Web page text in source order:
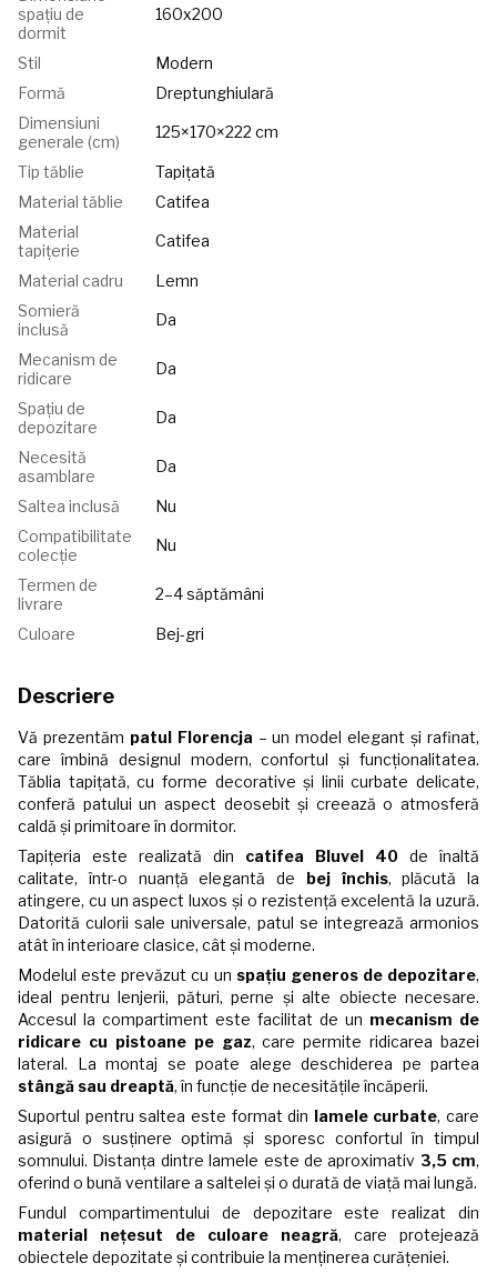
spațiu de
dormit
160x200
Stil
Modern
Formă
Dreptunghiulară
Dimensiuni
generale (cm)
125×170×222 cm
Tip tăblie
Tapițată
Material tăblie
Catifea
Material
tapițerie
Catifea
Material cadru
Lemn
Somieră
inclusă
Da
Mecanism de
ridicare
Da
Spațiu de
depozitare
Da
Necesită
asamblare
Da
Saltea inclusă
Nu
Compatibilitate
colecție
Nu
Termen de
livrare
2–4 săptămâni
Culoare Bej-gri
Descriere
Vă prezentăm patul Florencja – un model elegant și rafinat,
care îmbină designul modern, confortul și funcționalitatea.
Tăblia tapițată, cu forme decorative și linii curbate delicate,
conferă patului un aspect deosebit și creează o atmosferă
caldă și primitoare în dormitor.
Tapițeria este realizată din catifea Bluvel 40 de înaltă
calitate, într-o nuanță elegantă de bej închis, plăcută la
atingere, cu un aspect luxos și o rezistență excelentă la uzură.
Datorită culorii sale universale, patul se integrează armonios
atât în interioare clasice, cât și moderne.
Modelul este prevăzut cu un spațiu generos de depozitare,
ideal pentru lenjerii, pături, perne și alte obiecte necesare.
Accesul la compartiment este facilitat de un mecanism de
ridicare cu pistoane pe gaz, care permite ridicarea bazei
lateral. La montaj se poate alege deschiderea pe partea
stângă sau dreaptă, în funcție de necesitățile încăperii.
Suportul pentru saltea este format din lamele curbate, care
asigură o susținere optimă și sporesc confortul în timpul
somnului. Distanța dintre lamele este de aproximativ 3,5 cm,
oferind o bună ventilare a saltelei și o durată de viață mai lungă.
Fundul compartimentului de depozitare este realizat din
material nețesut de culoare neagră, care protejează
obiectele depozitate și contribuie la menținerea curățeniei.